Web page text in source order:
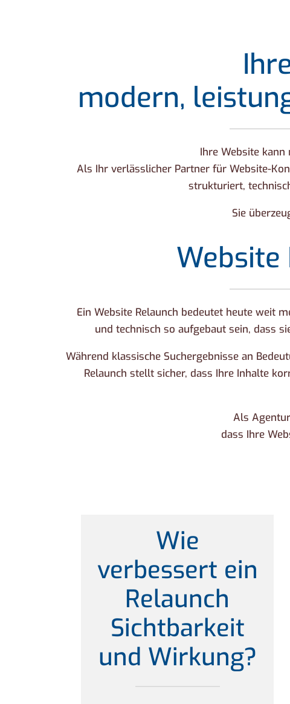
modern,
Ihre Website
Als Ihr verlässlicher Partner für Website-
strukturiert,
Sie
Ein Website Relaunch bedeutet heute weit
und technisch so aufgebaut sein, dass
Während klassische Suchergebnisse an
Relaunch stellt sicher, dass Ihre Inhalte
Als
dass Ihre
Wie
verbessert ein
Relaunch
Sichtbarkeit
und Wirkung?